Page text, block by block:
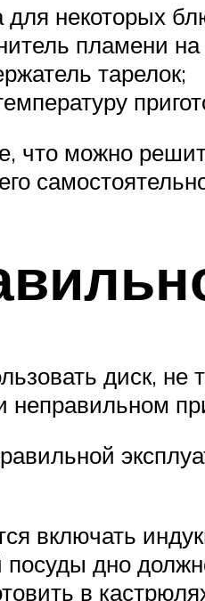
для некоторых
пламени на
тарелок;
что можно
диск,
неправильном
включать
дно
в